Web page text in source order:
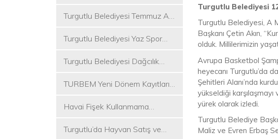
Turgutlu Belediyesi Temmuz Ayı
Turgutlu Belediyesi Yaz Spor
Turgutlu Belediyesi Dağcılık
Düzenledi
TURBEM Yeni Dönem Kayıtları
Havai Fişek Kullanmama
Akın Oldu
Turgutlu’da Hayvan Satış ve
Turgutlu Belediyesi
Turgutlu Belediyesi, A
Başkanı Çetin Akın,
olduk. Millilerimizin
Avrupa Basketbol
heyecanı Turgutlu’da
Şehitleri Alanı’nda
yükseldiği
yürek olarak izledi.
Turgutlu Belediye
Maliz ve Evren Erbaş